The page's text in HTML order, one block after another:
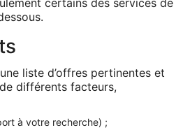
certains des services de
liste d’offres pertinentes et
différents facteurs,
à votre recherche) ;